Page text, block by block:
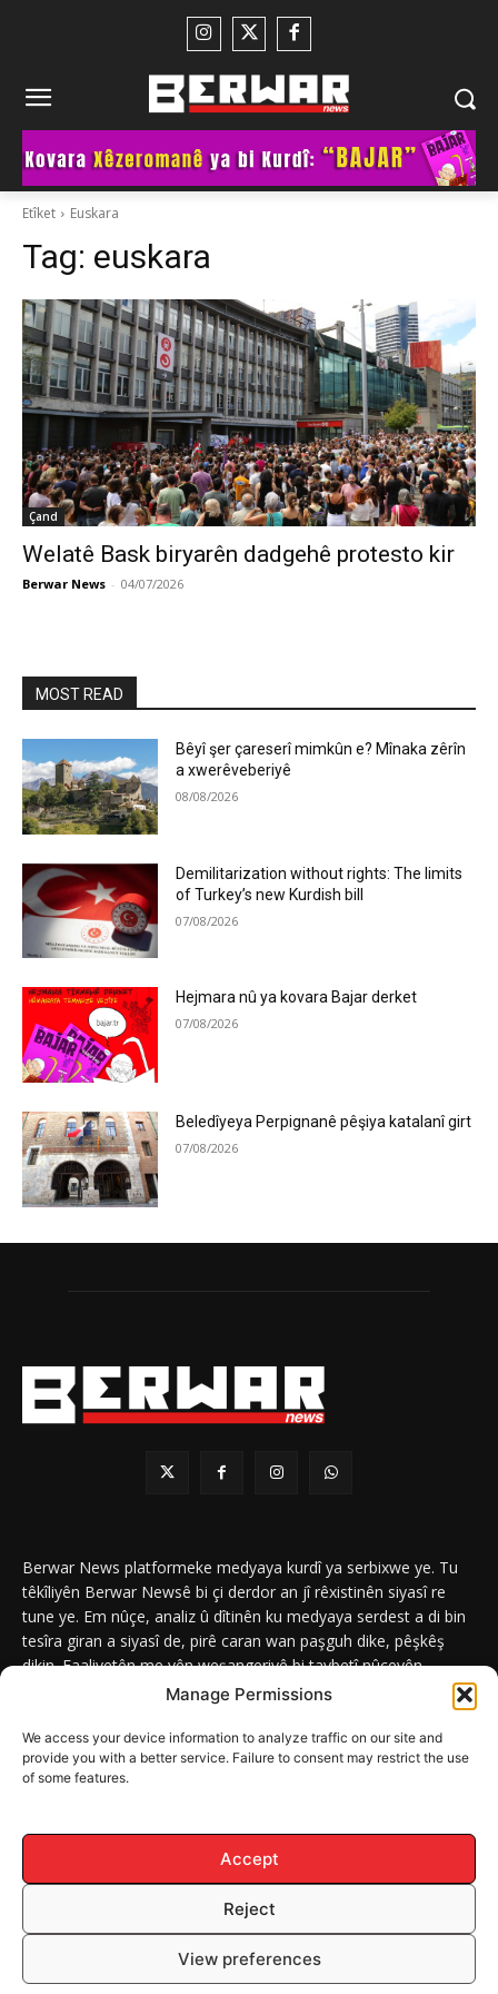
Manage Permissions
We access your device information to analyze traffic on our site and
provide you with a better service. Failure to consent may restrict the use
of some features.
Accept
Reject
View preferences
Etîket Euskara
Tag: euskara
Çand
Welatê Bask biryarên dadgehê protesto kir
Berwar News - 04/07/2026
MOST READ
Bêyî şer çareserî mimkûn e? Mînaka zêrîn
a xwerêveberiyê
08/08/2026
Demilitarization without rights: The limits
of Turkey’s new Kurdish bill
07/08/2026
Hejmara nû ya kovara Bajar derket
07/08/2026
Beledîyeya Perpignanê pêşiya katalanî girt
07/08/2026
Berwar News platformeke medyaya kurdî ya serbixwe ye. Tu
têkîliyên Berwar Newsê bi çi derdor an jî rêxistinên siyasî re
tune ye. Em nûçe, analiz û dîtinên ku medyaya serdest a di bin
tesîra giran a siyasî de, pirê caran wan paşguh dike, pêşkêş
dikin. Faaliyetên me yên weşangeriyê bi taybetî nûçeyên
navneteweyî yên qeyranên siyasî û civakî û yên têkîlî kurdan e.
© Mafê Telîfê 2026, Hemû mafên naveroka malperê BERWAR NEWS